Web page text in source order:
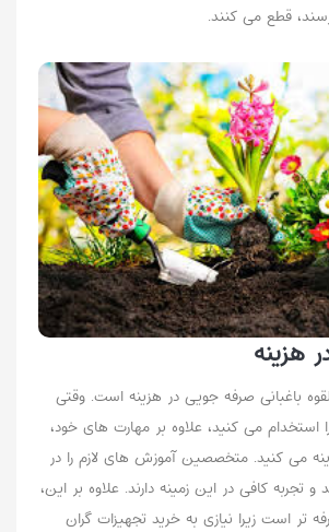
قطع می کنند.
هزینه
باغبانی صرفه جویی در هزینه است. وقتی
استخدام می کنید، علاوه بر مهارت های خود،
می کنید. متخصصین آموزش های لازم را در
و تجربه کافی در این زمینه دارند. علاوه بر این،
تر است زیرا نیازی به خرید تجهیزات گران